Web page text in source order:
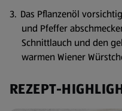
Das Pflanzenöl
und Pfeffer
Schnittlauch und den
warmen Wiener
REZEPT-